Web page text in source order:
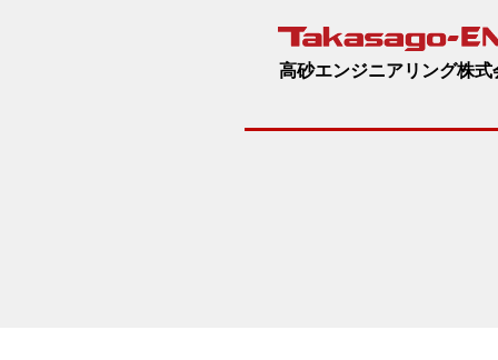
高砂エンジニアリング株式